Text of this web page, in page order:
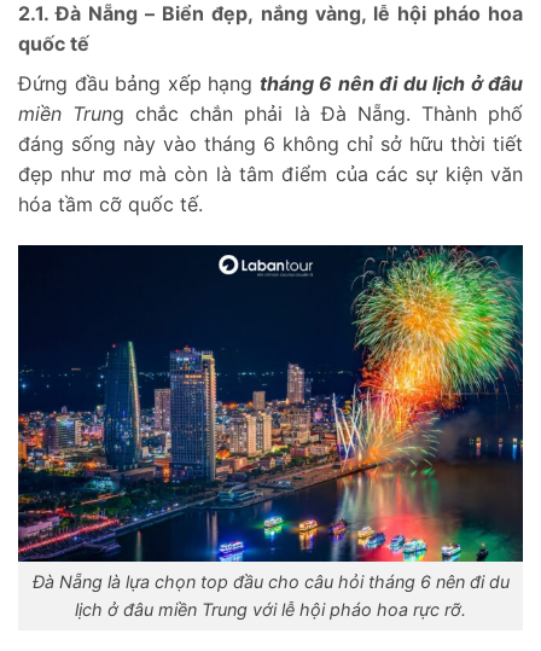
2.1. Đà Nẵng – Biển đẹp, nắng vàng, lễ hội pháo hoa
quốc tế
Đứng đầu bảng xếp hạng tháng 6 nên đi du lịch ở đâu
miền Trung chắc chắn phải là Đà Nẵng. Thành phố
đáng sống này vào tháng 6 không chỉ sở hữu thời tiết
đẹp như mơ mà còn là tâm điểm của các sự kiện văn
hóa tầm cỡ quốc tế.
Đà Nẵng là lựa chọn top đầu cho câu hỏi tháng 6 nên đi du
lịch ở đâu miền Trung với lễ hội pháo hoa rực rỡ.